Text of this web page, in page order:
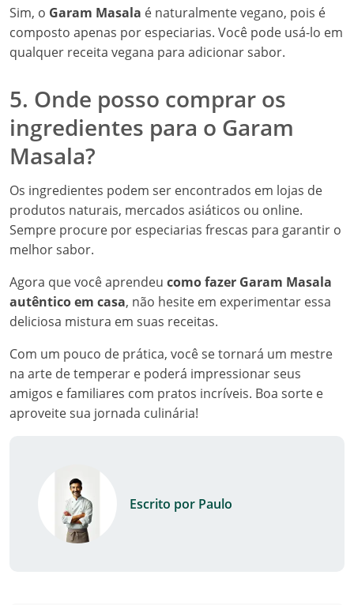
Sim, o Garam Masala é naturalmente vegano, pois é
composto apenas por especiarias. Você pode usá-lo em
qualquer receita vegana para adicionar sabor.
5. Onde posso comprar os
ingredientes para o Garam
Masala?
Os ingredientes podem ser encontrados em lojas de
produtos naturais, mercados asiáticos ou online.
Sempre procure por especiarias frescas para garantir o
melhor sabor.
Agora que você aprendeu como fazer Garam Masala
autêntico em casa, não hesite em experimentar essa
deliciosa mistura em suas receitas.
Com um pouco de prática, você se tornará um mestre
na arte de temperar e poderá impressionar seus
amigos e familiares com pratos incríveis. Boa sorte e
aproveite sua jornada culinária!
Escrito por Paulo